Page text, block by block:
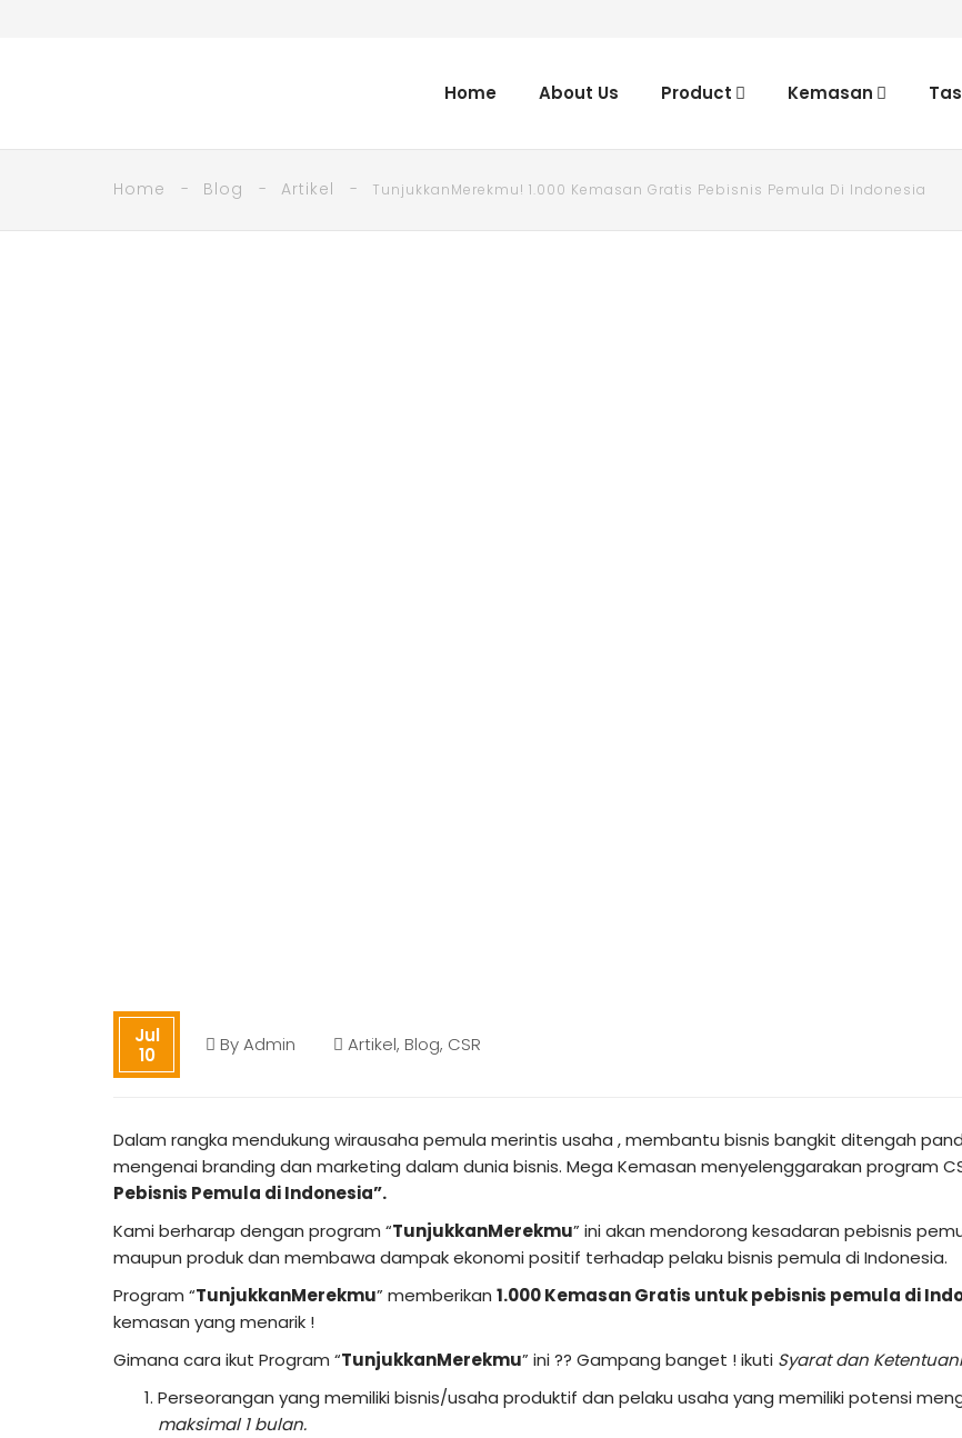
Home About Us Product Kemasan
Home Blog Artikel TunjukkanMerekmu! 1.000 Kemasan Gratis Pebisnis Pemula Di Indonesia
Jul
10
ByAdmin Artikel, Blog, CSR
Dalam rangka mendukung wirausaha pemula merintis usaha , membantu bisnis bangkit ditengah
mengenai branding dan marketing dalam dunia bisnis. Mega Kemasan menyelenggarakan program
Pebisnis Pemula di Indonesia”.
Kami berharap dengan program “TunjukkanMerekmu” ini akan mendorong kesadaran pebisnis
maupun produk dan membawa dampak ekonomi positif terhadap pelaku bisnis pemula di Indonesia.
Program “TunjukkanMerekmu” memberikan 1.000 Kemasan Gratis untuk pebisnis pemula di
kemasan yang menarik !
Gimana cara ikut Program “TunjukkanMerekmu” ini ?? Gampang banget ! ikuti Syarat dan
Perseorangan yang memiliki bisnis/usaha produktif dan pelaku usaha yang memiliki potensi
maksimal 1 bulan.